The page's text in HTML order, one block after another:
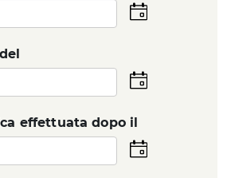
Seleziona
la
Seleziona
la
effettuata dopo il
Seleziona
la